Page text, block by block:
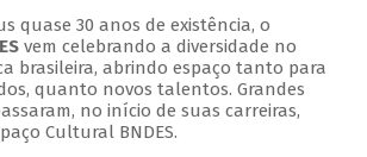
quase 30 anos de existência, o
vem celebrando a diversidade no
brasileira, abrindo espaço tanto para
quanto novos talentos. Grandes
no início de suas carreiras,
Cultural BNDES.